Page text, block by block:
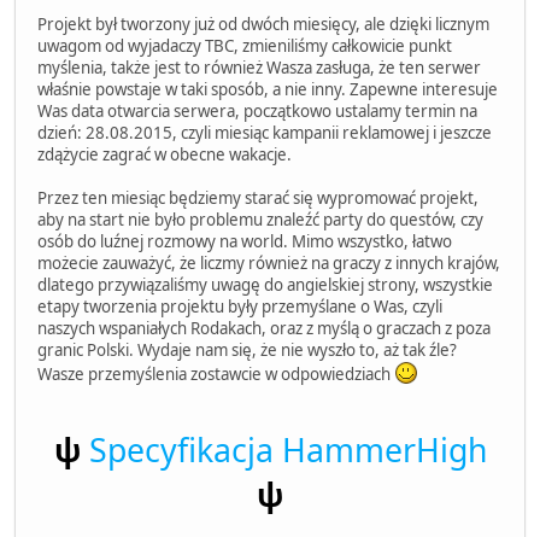
Projekt był tworzony już od dwóch miesięcy, ale dzięki licznym
uwagom od wyjadaczy TBC, zmieniliśmy całkowicie punkt
myślenia, także jest to również Wasza zasługa, że ten serwer
właśnie powstaje w taki sposób, a nie inny. Zapewne interesuje
Was data otwarcia serwera, początkowo ustalamy termin na
dzień: 28.08.2015, czyli miesiąc kampanii reklamowej i jeszcze
zdążycie zagrać w obecne wakacje.
Przez ten miesiąc będziemy starać się wypromować projekt,
aby na start nie było problemu znaleźć party do questów, czy
osób do luźnej rozmowy na world. Mimo wszystko, łatwo
możecie zauważyć, że liczmy również na graczy z innych krajów,
dlatego przywiązaliśmy uwagę do angielskiej strony, wszystkie
etapy tworzenia projektu były przemyślane o Was, czyli
naszych wspaniałych Rodakach, oraz z myślą o graczach z poza
granic Polski. Wydaje nam się, że nie wyszło to, aż tak źle?
Wasze przemyślenia zostawcie w odpowiedziach
ψ Specyfikacja HammerHigh
ψ